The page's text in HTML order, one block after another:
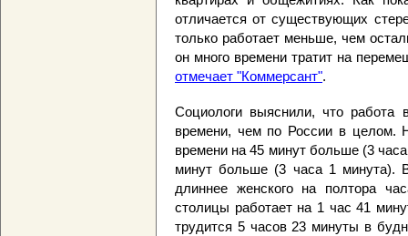
отличается от существующих
только работает меньше, чем
он много времени тратит на
отмечает "Коммерсант".
Социологи выяснили, что работа
времени, чем по России в целом.
времени на 45 минут больше (3
минут больше (3 часа 1 минута).
длиннее женского на полтора
столицы работает на 1 час 41
трудится 5 часов 23 минуты в